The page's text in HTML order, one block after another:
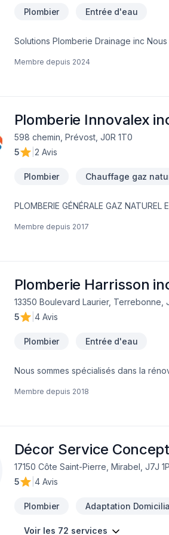
Plombier Entrée d'eau
Solutions Plomberie Drainage inc Nous comprenons l'importance de systèmes de plomberie fiables dans votre maison ou
Notre équipe de professionnels
Membre depuis 2024
Plomberie Innovalex
598 chemin, Prévost, J0R 1T0
5
2 Avis
Plombier Chauffage gaz
PLOMBERIE GÉNÉRALE GAZ
Membre depuis 2017
Plomberie Harrisson
13350 Boulevard Laurier, Terrebonne,
5
4 Avis
Plombier Entrée d'eau
Nous sommes spécialisés dans la
Membre depuis 2018
Décor Service Concept
17150 Côte Saint-Pierre, Mirabel, J7J
5
4 Avis
Plombier Adaptation
Voir les 72 services